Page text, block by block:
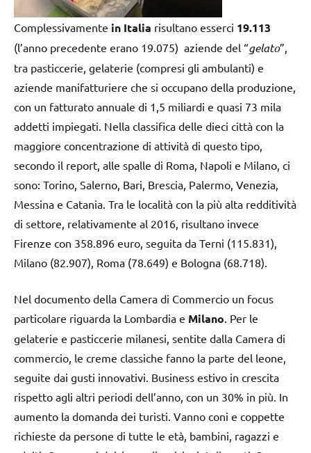
Complessivamente in Italia risultano esserci 19.113
(l’anno precedente erano 19.075) aziende del “gelato”,
tra pasticcerie, gelaterie (compresi gli ambulanti) e
aziende manifatturiere che si occupano della produzione,
con un fatturato annuale di 1,5 miliardi e quasi 73 mila
addetti impiegati. Nella classifica delle dieci città con la
maggiore concentrazione di attività di questo tipo,
secondo il report, alle spalle di Roma, Napoli e Milano, ci
sono: Torino, Salerno, Bari, Brescia, Palermo, Venezia,
Messina e Catania. Tra le località con la più alta redditività
di settore, relativamente al 2016, risultano invece
Firenze con 358.896 euro, seguita da Terni (115.831),
Milano (82.907), Roma (78.649) e Bologna (68.718).
Nel documento della Camera di Commercio un focus
particolare riguarda la Lombardia e Milano. Per le
gelaterie e pasticcerie milanesi, sentite dalla Camera di
commercio, le creme classiche fanno la parte del leone,
seguite dai gusti innovativi. Business estivo in crescita
rispetto agli altri periodi dell’anno, con un 30% in più. In
aumento la domanda dei turisti. Vanno coni e coppette
richieste da persone di tutte le età, bambini, ragazzi e